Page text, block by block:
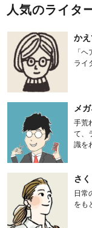
人気のライタ
か
「
ライ
メ
手荒
て、
識を
さ
日常
をも